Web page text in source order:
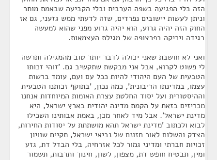
הזה בלי הפגיעה בשפה הערבית ובלי הקביעה שבאמת מותר
וניתן לעשות יישובים נפרדים, שזה לדעתי ממש גזעני, גם אז
החוק הזה יהיה גרוע, הוא יהיה גרוע מפני שהוא למעשה
בגידה ויריקה בפרצופה של מגילת העצמאות.
ואני לא חושבת שאני יכולה לדבר יותר טוב מהמגילה ותרשה
לי פשוט לקרוא, אבל אני מבקשת שתקשיב גם. 'זוהי זכותו
הטבעית של העם היהודי להיות ככל עם ועם, עומד ברשות
עצמו, במדינתו הריבונית', כמה נכון, 'בתוקף זכותנו הטבעית
וההיסטורית ועל יסוד החלטת עצרת האומות המיוחדות אנחנו
מכריזים בזאת על הקמת מדינה יהודית בארץ ישראל, היא
מדינת ישראל'. אבל מיד לאחר מכן, באמת אבותינו השכילו
לבוא ולכתוב 'מדינת ישראל תהא מושתתת על יסודות החירות,
הצדק והשלום לאור חזונם של נביאי ישראל, תקיים שוויון
זכויות חברתי ומדיני גמור לכל אזרחיה, בלי הבדל דת, גזע
ומין, תבטיח חופש דת, מצפון, לשון, חינוך ותרבות, תשמור